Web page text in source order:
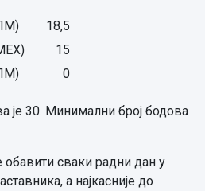
18,5
15
0
је 30. Минимални број бодова
сваки радни дан у
а најкасније до